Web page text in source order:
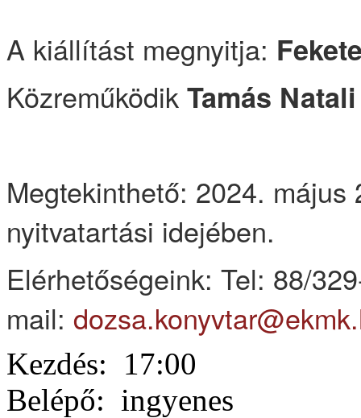
A kiállítást megnyitja:
Közreműködik Tamás Natali
Megtekinthető: 2024.
nyitvatartási idejében.
Elérhetőségeink: Tel: 88/
mail:
Kezdés: 17:00
Belépő: ingyenes